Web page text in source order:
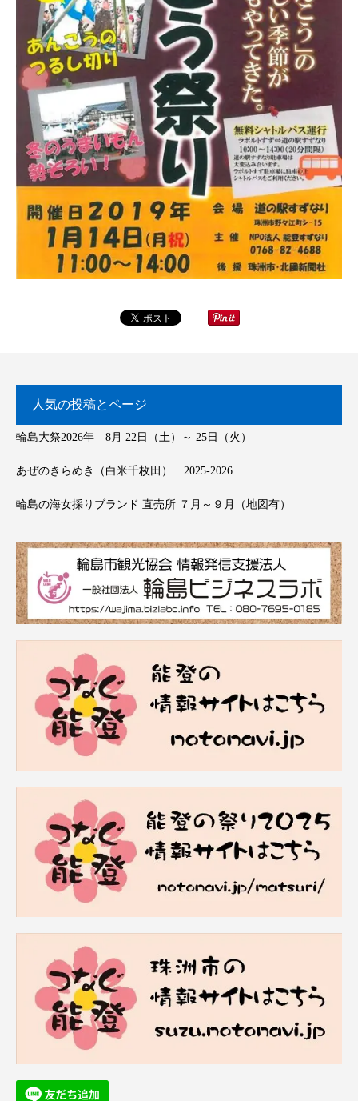
人気の投稿とページ
輪島大祭2026年 8月 22日（土）～ 25日（火）
あぜのきらめき（白米千枚田） 2025-2026
輪島の海女採りブランド 直売所 ７月～９月（地図有）